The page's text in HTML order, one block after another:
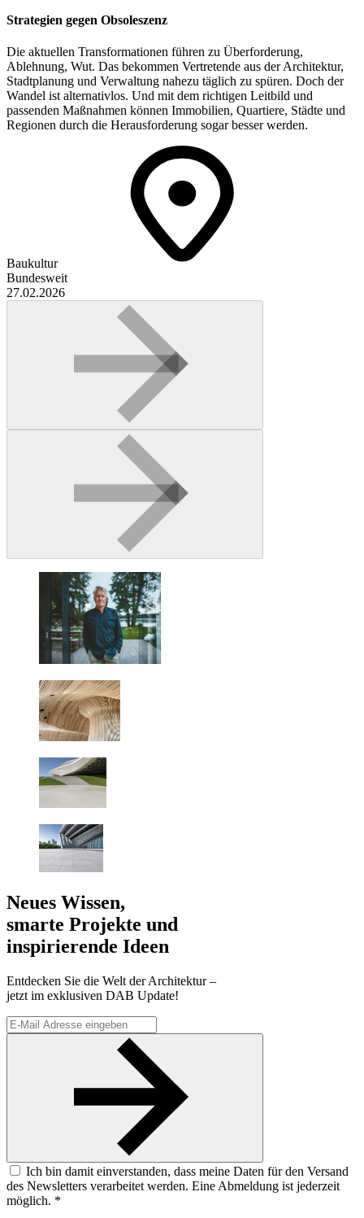
Strategien gegen Obsoleszenz
Die aktuellen Transformationen führen zu Überforderung,
Ablehnung, Wut. Das bekommen Vertretende aus der Architektur,
Stadtplanung und Verwaltung nahezu täglich zu spüren. Doch der
Wandel ist alternativlos. Und mit dem richtigen Leitbild und
passenden Maßnahmen können Immobilien, Quartiere, Städte und
Regionen durch die Herausforderung sogar besser werden.
Baukultur
Bundesweit
27.02.2026
Neues Wissen,
smarte Projekte und
inspirierende Ideen
Entdecken Sie die Welt der Architektur –
jetzt im exklusiven DAB Update!
Ich bin damit einverstanden, dass meine Daten für den Versand
des Newsletters verarbeitet werden. Eine Abmeldung ist jederzeit
möglich. *